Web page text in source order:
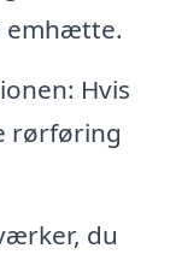
emhætte.
Hvis
rørføring
du